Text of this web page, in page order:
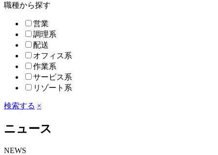
職種から探す
営業
調理系
配送
オフィス系
作業系
サービス系
リゾート系
検索する ×
ニュース
NEWS